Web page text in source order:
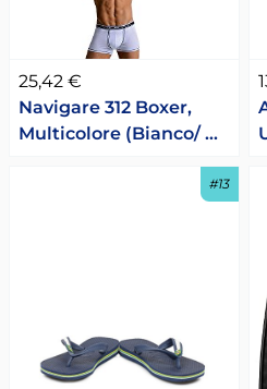
25,42 €
Navigare 312 Boxer,
Multicolore (Bianco/ …
#13